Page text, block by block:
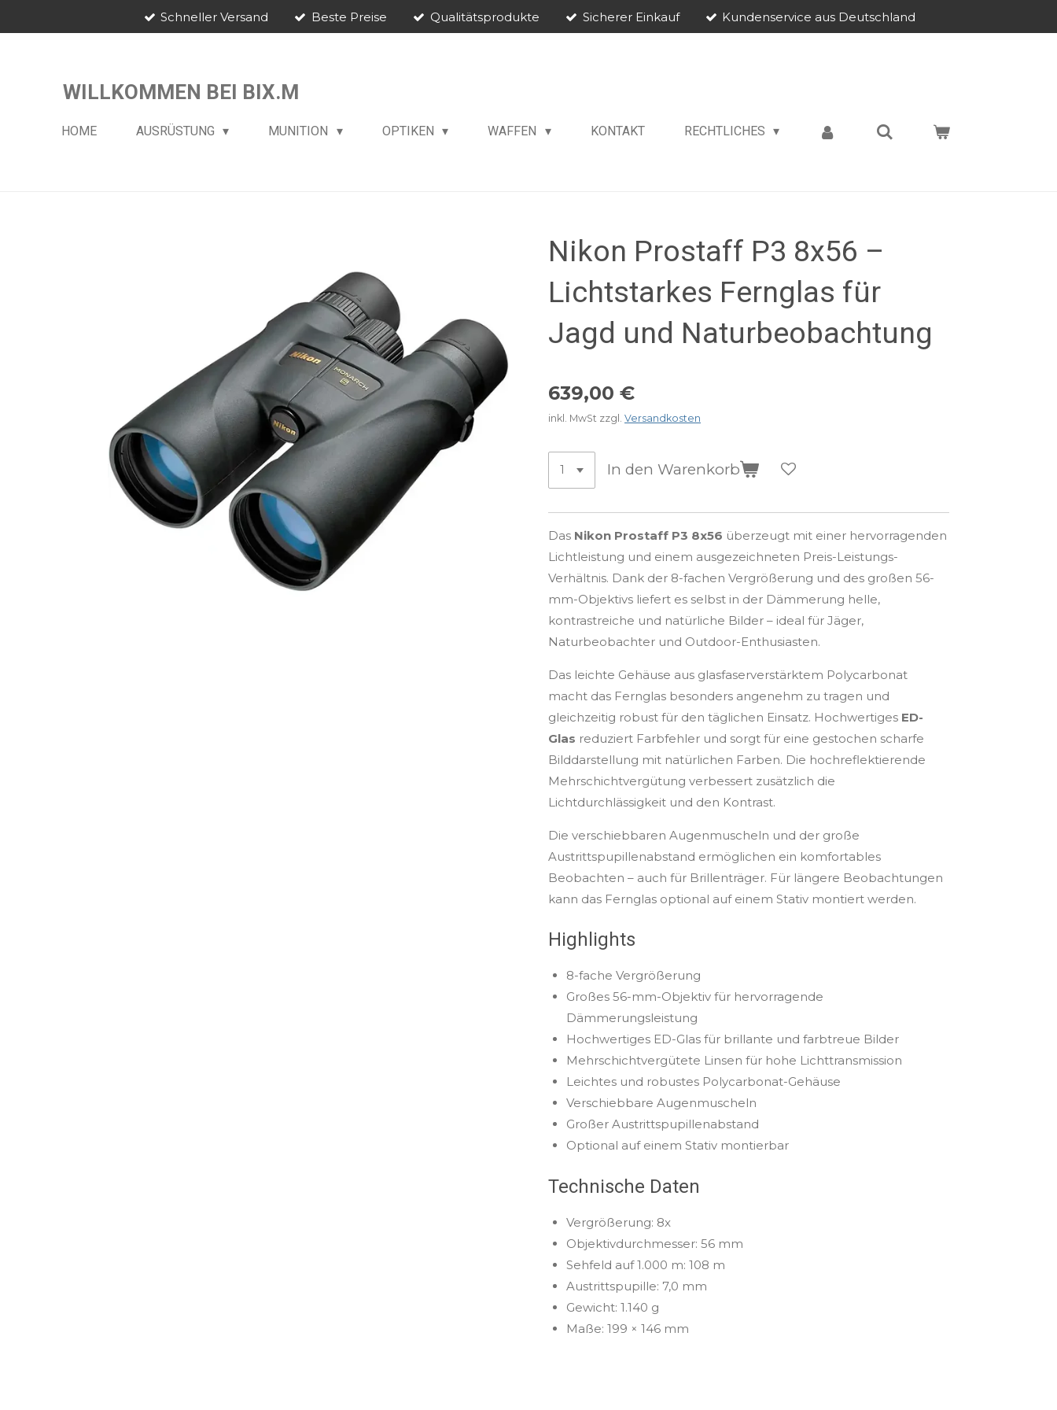
Schneller Versand Beste Preise Qualitätsprodukte Sicherer Einkauf Kundenservice aus Deutschland
WILLKOMMEN BEI BIX.M
HOME AUSRÜSTUNG MUNITION OPTIKEN WAFFEN KONTAKT RECHTLICHES
Nikon Prostaff P3 8x56 –
Lichtstarkes Fernglas für
Jagd und Naturbeobachtung
639,00 €
inkl. MwSt zzgl. Versandkosten
In den Warenkorb
Das Nikon Prostaff P3 8x56 überzeugt mit einer hervorragenden
Lichtleistung und einem ausgezeichneten Preis-Leistungs-
Verhältnis. Dank der 8-fachen Vergrößerung und des großen 56-
mm-Objektivs liefert es selbst in der Dämmerung helle,
kontrastreiche und natürliche Bilder – ideal für Jäger,
Naturbeobachter und Outdoor-Enthusiasten.
Das leichte Gehäuse aus glasfaserverstärktem Polycarbonat
macht das Fernglas besonders angenehm zu tragen und
gleichzeitig robust für den täglichen Einsatz. Hochwertiges ED-
Glas reduziert Farbfehler und sorgt für eine gestochen scharfe
Bilddarstellung mit natürlichen Farben. Die hochreflektierende
Mehrschichtvergütung verbessert zusätzlich die
Lichtdurchlässigkeit und den Kontrast.
Die verschiebbaren Augenmuscheln und der große
Austrittspupillenabstand ermöglichen ein komfortables
Beobachten – auch für Brillenträger. Für längere Beobachtungen
kann das Fernglas optional auf einem Stativ montiert werden.
Highlights
8-fache Vergrößerung
Großes 56-mm-Objektiv für hervorragende
Dämmerungsleistung
Hochwertiges ED-Glas für brillante und farbtreue Bilder
Mehrschichtvergütete Linsen für hohe Lichttransmission
Leichtes und robustes Polycarbonat-Gehäuse
Verschiebbare Augenmuscheln
Großer Austrittspupillenabstand
Optional auf einem Stativ montierbar
Technische Daten
Vergrößerung: 8x
Objektivdurchmesser: 56 mm
Sehfeld auf 1.000 m: 108 m
Austrittspupille: 7,0 mm
Gewicht: 1.140 g
Maße: 199 × 146 mm